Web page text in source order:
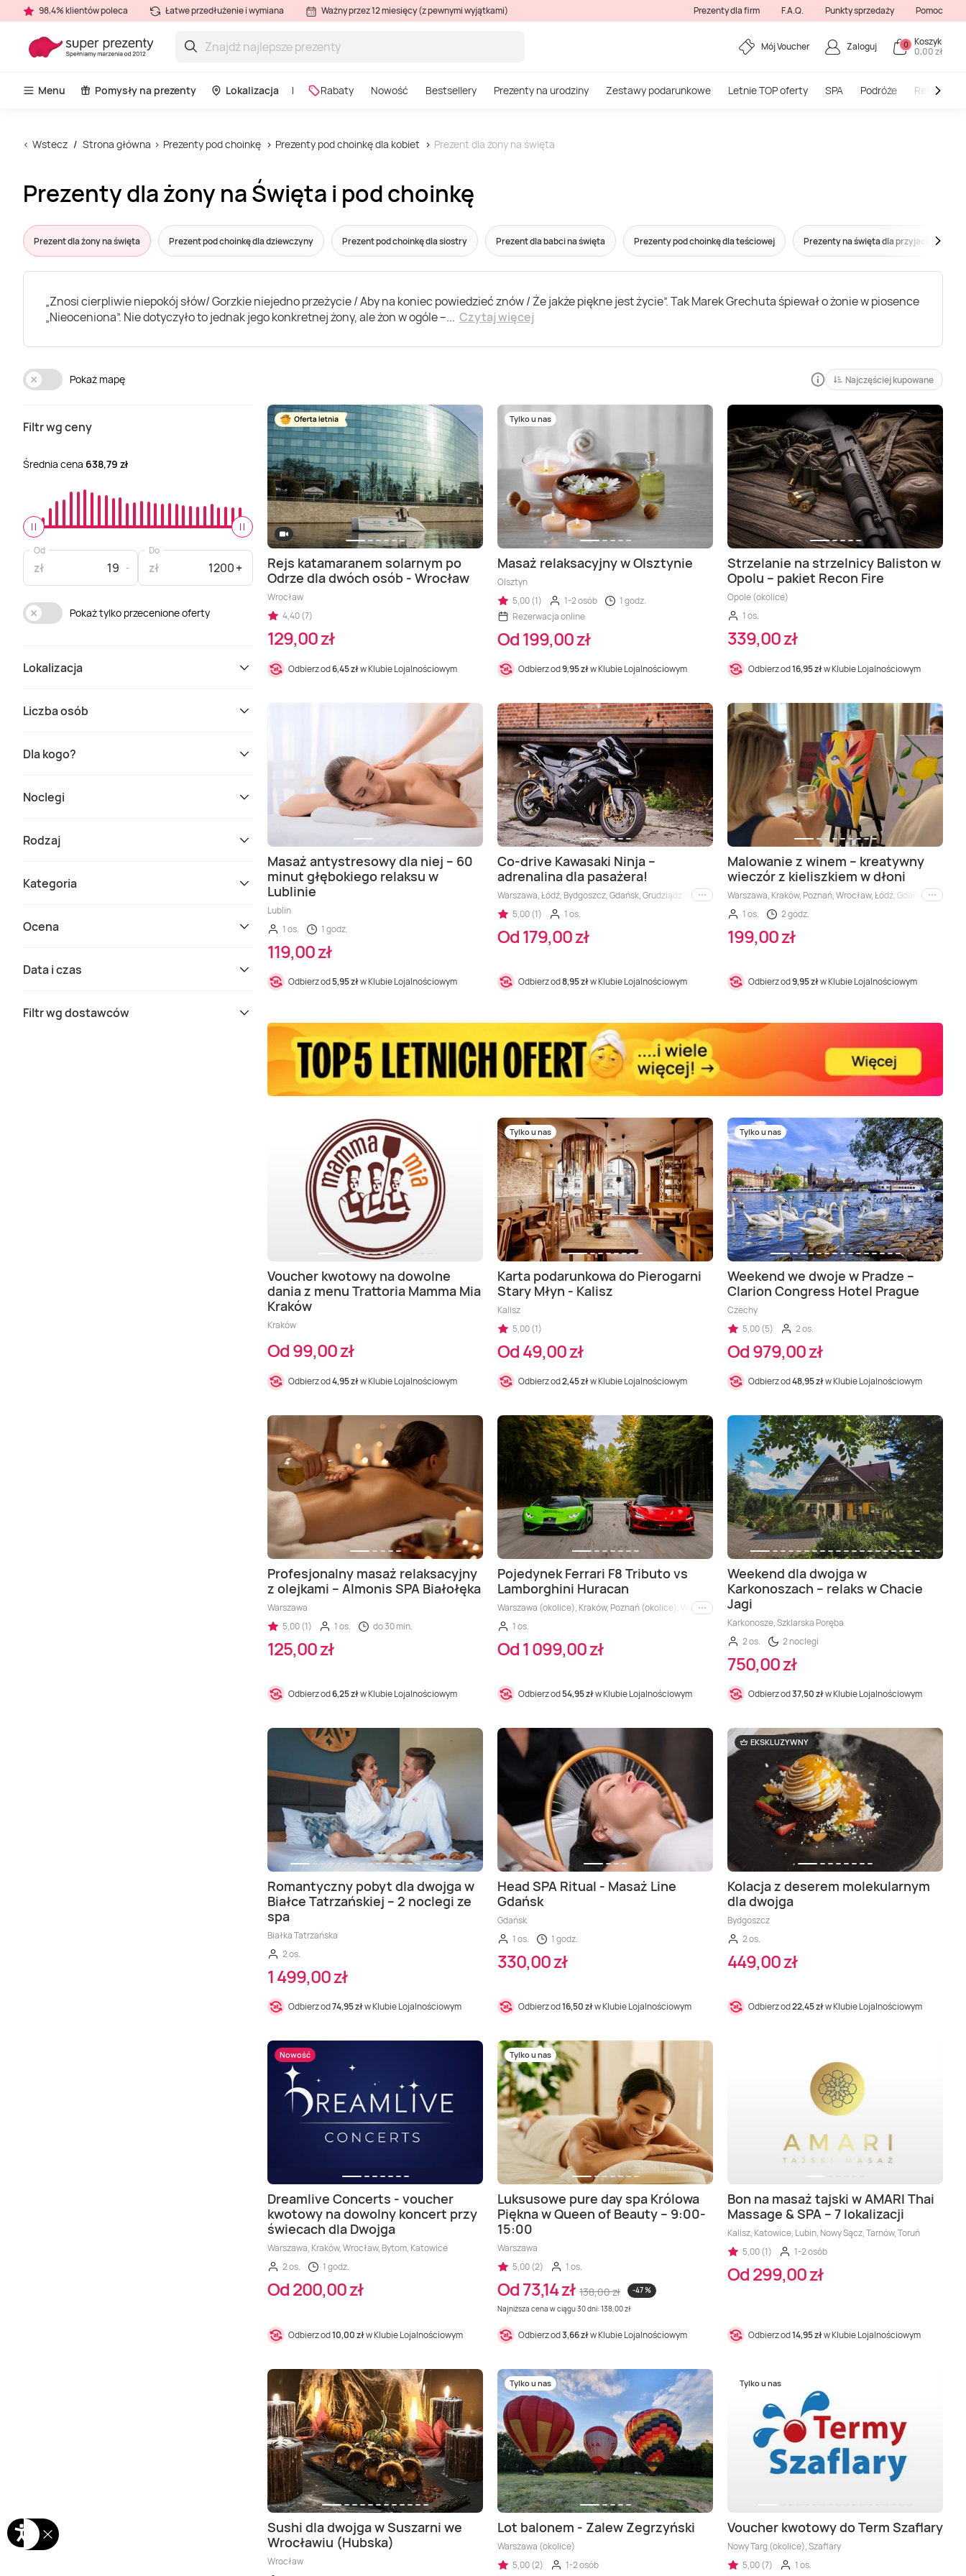
98,4% klientów poleca Łatwe przedłużenie i wymiana Ważny przez 12 miesięcy (z pewnymi wyjątkami) Prezenty dla firm F.A.Q. Punkty sprzedaży Pomoc
Mój Voucher Zaloguj 0 Koszyk
0,00 zł
Menu Pomysły na prezenty Lokalizacja Rabaty Nowość Bestsellery Prezenty na urodziny Zestawy podarunkowe Letnie TOP oferty SPA Podróże
Wstecz Strona główna Prezenty pod choinkę Prezenty pod choinkę dla kobiet Prezent dla żony na święta
Prezenty dla żony na Święta i pod choinkę
Prezent dla żony na święta Prezent pod choinkę dla dziewczyny Prezent pod choinkę dla siostry Prezent dla babci na święta Prezenty pod choinkę dla teściowej Prezenty na święta dla przyjaciółki
„Znosi cierpliwie niepokój słów/ Gorzkie niejedno przeżycie / Aby na koniec powiedzieć znów / Że jakże piękne jest życie”. Tak Marek Grechuta śpiewał o żonie w piosence
„Nieoceniona”. Nie dotyczyło to jednak jego konkretnej żony, ale żon w ogóle –... Czytaj więcej
Pokaż mapę Najczęściej kupowane
Filtr wg ceny
Średnia cena 638,79 zł
Od
zł
Do
zł
Pokaż tylko przecenione oferty
Lokalizacja
Liczba osób
Dla kogo?
Noclegi
Rodzaj
Kategoria
Ocena
Data i czas
Filtr wg dostawców
Rejs katamaranem solarnym po
Odrze dla dwóch osób - Wrocław
Wrocław
4,40 (7)
129,00 zł
Odbierz od6,45 złw Klubie Lojalnościowym
Tylko u nas
Masaż relaksacyjny w Olsztynie
Olsztyn
5,00 (1)
1-2 osób
1 godz.
Rezerwacja online
Od 199,00 zł
Odbierz od9,95 złw Klubie Lojalnościowym
Strzelanie na strzelnicy Baliston w
Opolu – pakiet Recon Fire
Opole (okolice)
1 os.
339,00 zł
Odbierz od16,95 złw Klubie Lojalnościowym
Masaż antystresowy dla niej – 60
minut głębokiego relaksu w
Lublinie
Lublin
1 os.
1 godz.
119,00 zł
Odbierz od5,95 złw Klubie Lojalnościowym
Co-drive Kawasaki Ninja –
adrenalina dla pasażera!
Warszawa, Łódź, Bydgoszcz, Gdańsk, Grudziądz, Toruń (okolice), Włocławek
i inne
5,00 (1)
1 os.
Od 179,00 zł
Odbierz od8,95 złw Klubie Lojalnościowym
Malowanie z winem – kreatywny
wieczór z kieliszkiem w dłoni
Warszawa, Kraków, Poznań, Wrocław, Łódź, Gdańsk,i inne
1 os.
2 godz.
199,00 zł
Odbierz od9,95 złw Klubie Lojalnościowym
Voucher kwotowy na dowolne
dania z menu Trattoria Mamma Mia
Kraków
Kraków
Od 99,00 zł
Odbierz od4,95 złw Klubie Lojalnościowym
Tylko u nas
Karta podarunkowa do Pierogarni
Stary Młyn - Kalisz
Kalisz
5,00 (1)
Od 49,00 zł
Odbierz od2,45 złw Klubie Lojalnościowym
Tylko u nas
Weekend we dwoje w Pradze –
Clarion Congress Hotel Prague
Czechy
5,00 (5)
2 os.
Od 979,00 zł
Odbierz od48,95 złw Klubie Lojalnościowym
Profesjonalny masaż relaksacyjny
z olejkami – Almonis SPA Białołęka
Warszawa
5,00 (1)
1 os. do 30 min.
125,00 zł
Odbierz od6,25 złw Klubie Lojalnościowym
Pojedynek Ferrari F8 Tributo vs
Lamborghini Huracan
Warszawa (okolice), Kraków, Poznań (okolice), Wrocław (okolice), Łódź, Kielce, Toruń
i inne
1 os.
Od 1 099,00 zł
Odbierz od54,95 złw Klubie Lojalnościowym
Weekend dla dwojga w
Karkonoszach – relaks w Chacie
Jagi
Karkonosze, Szklarska Poręba
2 os.
2 noclegi
750,00 zł
Odbierz od37,50 złw Klubie Lojalnościowym
Romantyczny pobyt dla dwojga w
Białce Tatrzańskiej – 2 noclegi ze
spa
Białka Tatrzańska
2 os.
1 499,00 zł
Odbierz od74,95 złw Klubie Lojalnościowym
Head SPA Ritual - Masaż Line
Gdańsk
Gdańsk
1 os.
1 godz.
330,00 zł
Odbierz od16,50 złw Klubie Lojalnościowym
EKSKLUZYWNY
Kolacja z deserem molekularnym
dla dwojga
Bydgoszcz
2 os.
449,00 zł
Odbierz od22,45 złw Klubie Lojalnościowym
Nowość
Dreamlive Concerts - voucher
kwotowy na dowolny koncert przy
świecach dla Dwojga
Warszawa, Kraków, Wrocław, Bytom, Katowice
2 os.
1 godz.
Od 200,00 zł
Odbierz od10,00 złw Klubie Lojalnościowym
Tylko u nas
Luksusowe pure day spa Królowa
Piękna w Queen of Beauty – 9:00-
15:00
Warszawa
5,00 (2)
1 os.
Od 73,14 zł 138,00 zł
-47 %
Najniższa cena w ciągu 30 dni: 138,00 zł
Odbierz od3,66 złw Klubie Lojalnościowym
Bon na masaż tajski w AMARI Thai
Massage & SPA – 7 lokalizacji
Kalisz, Katowice, Lubin, Nowy Sącz, Tarnów, Toruń
5,00 (1)
1-2 osób
Od 299,00 zł
Odbierz od14,95 złw Klubie Lojalnościowym
Sushi dla dwojga w Suszarni we
Wrocławiu (Hubska)
Wrocław
Tylko u nas
Lot balonem - Zalew Zegrzyński
Warszawa (okolice)
5,00 (2)
1-2 osób
Tylko u nas
Voucher kwotowy do Term Szaflary
Nowy Targ (okolice), Szaflary
5,00 (7)
1 os.